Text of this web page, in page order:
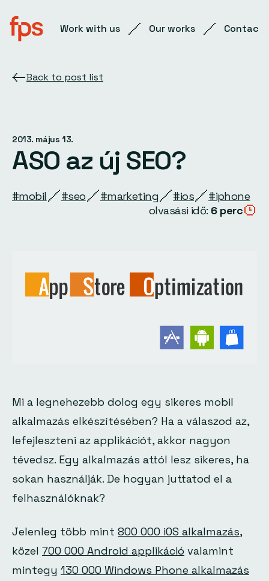
Work with us Our works Contact
Back to post list
2013. május 13.
ASO az új SEO?
#mobil #seo #marketing #ios
#iphone
olvasási idő: 6 perc
Mi a legnehezebb dolog egy sikeres mobil
alkalmazás elkészítésében? Ha a válaszod az,
lefejleszteni az applikációt, akkor nagyon
tévedsz. Egy alkalmazás attól lesz sikeres, ha
sokan használják. De hogyan juttatod el a
felhasználóknak?
Jelenleg több mint 800 000 iOS alkalmazás,
közel 700 000 Android applikáció valamint
mintegy 130 000 Windows Phone alkalmazás